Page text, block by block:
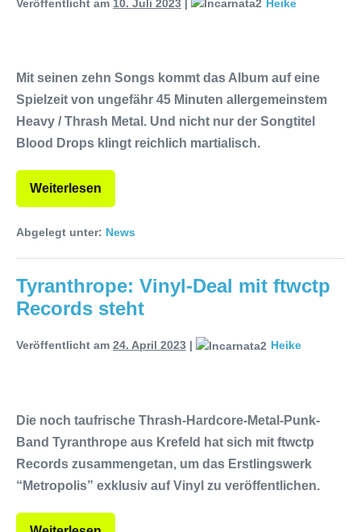
Veröffentlicht am 10. Juli 2023 | Heike
Mit seinen zehn Songs kommt das Album auf eine
Spielzeit von ungefähr 45 Minuten allergemeinstem
Heavy / Thrash Metal. Und nicht nur der Songtitel
Blood Drops klingt reichlich martialisch.
Weiterlesen
Abgelegt unter: News
Tyranthrope: Vinyl-Deal mit ftwctp
Records steht
Veröffentlicht am 24. April 2023 | Heike
Die noch taufrische Thrash-Hardcore-Metal-Punk-
Band Tyranthrope aus Krefeld hat sich mit ftwctp
Records zusammengetan, um das Erstlingswerk
“Metropolis” exklusiv auf Vinyl zu veröffentlichen.